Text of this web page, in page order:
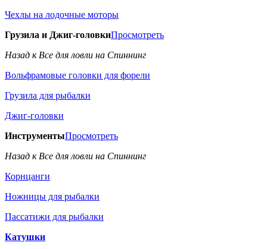
Чехлы на лодочные моторы
Грузила и Джиг-головкиПросмотреть
Назад к Все для ловли на Спиннинг
Вольфрамовые головки для форели
Грузила для рыбалки
Джиг-головки
ИнструментыПросмотреть
Назад к Все для ловли на Спиннинг
Корнцанги
Ножницы для рыбалки
Пассатижи для рыбалки
Катушки